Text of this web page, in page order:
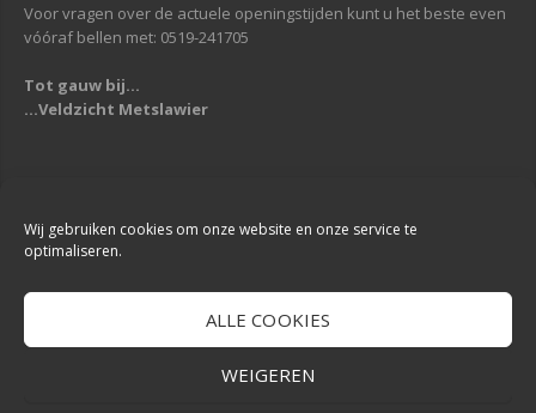
Wij gebruiken cookies om onze website en onze service te
optimaliseren.
ALLE COOKIES
WEIGEREN
Voor vragen over de actuele openingstijden kunt u het beste even
vóóraf bellen met: 0519-241705
Tot gauw bij...
...Veldzicht Metslawier
| Webdesign & Development -DigiReus